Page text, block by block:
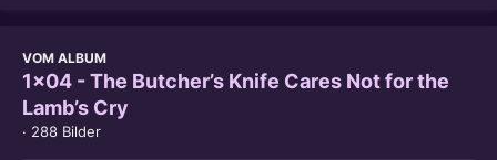
VOM ALBUM
1x04 - The Butcher’s Knife Cares Not for the
Lamb’s Cry
· 288 Bilder